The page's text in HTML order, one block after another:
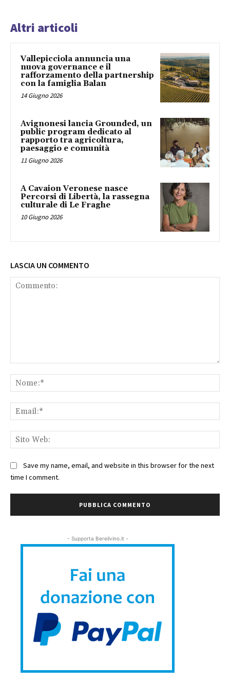
Altri articoli
Vallepicciola annuncia una
nuova governance e il
rafforzamento della partnership
con la famiglia Balan
14 Giugno 2026
Avignonesi lancia Grounded, un
public program dedicato al
rapporto tra agricoltura,
paesaggio e comunità
11 Giugno 2026
A Cavaion Veronese nasce
Percorsi di Libertà, la rassegna
culturale di Le Fraghe
10 Giugno 2026
LASCIA UN COMMENTO
Save my name, email, and website in this browser for the next
time I comment.
- Supporta Bereilvino.it -